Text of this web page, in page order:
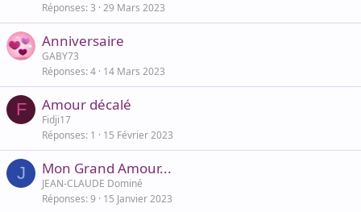
Réponses 3 29 Mars 2023
Anniversaire
GABY73
Réponses 4 14 Mars 2023
F Amour décalé
Fidji17
Réponses 1 15 Février 2023
J Mon Grand Amour...
JEAN-CLAUDE Dominé
Réponses 9 15 Janvier 2023